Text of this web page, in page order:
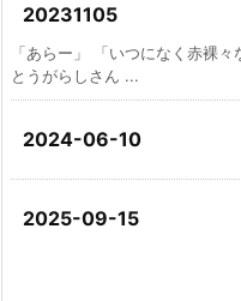
20231105
「あらー」 「いつになく赤裸
とうがらしさん ...
2024-06-10
2025-09-15